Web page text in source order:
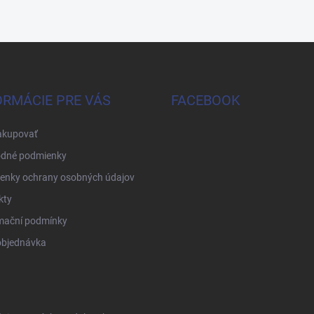
PRE VÁS
podmienky
ochrany osobných údajov
podmínky
FACEBOOK